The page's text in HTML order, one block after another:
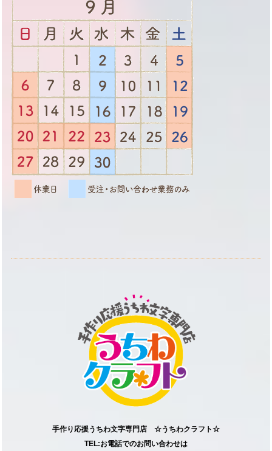
手作り応援うちわ文字専門店 ☆うちわクラフト☆
TEL:お電話でのお問い合わせは